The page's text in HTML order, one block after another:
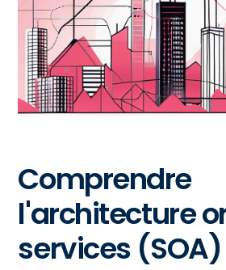
Comprendre
l'architecture
services (SOA)